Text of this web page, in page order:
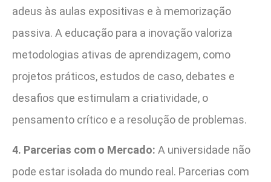
adeus às aulas expositivas e à memorização
passiva. A educação para a inovação valoriza
metodologias ativas de aprendizagem, como
projetos práticos, estudos de caso, debates e
desafios que estimulam a criatividade, o
pensamento crítico e a resolução de problemas.
4. Parcerias com o Mercado: A universidade não
pode estar isolada do mundo real. Parcerias com